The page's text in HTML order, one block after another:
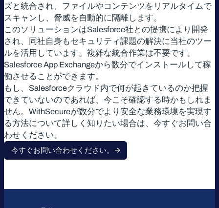
ズと統合され、ファイルやコンテンツをリアルタイムで
スキャンし、脅威を自動的に隔離します。
このソリューションはSalesforce社との提携により開発
され、同社自身もセキュリティ課題の解決に当社のツー
ルを活用しています。複雑な統合作業は不要です。
Salesforce App Exchangeから数分でインストールして稼
働させることができます。
もし、Salesforceクラウド内で何が起きているのか把握
できていないのであれば、今こそ確認する時かもしれま
せん。WithSecureが数分でより安全な業務環境を実現す
る方法について詳しく知りたい場合は、今すぐお問い合
わせください。
今すぐお問い合わせください。